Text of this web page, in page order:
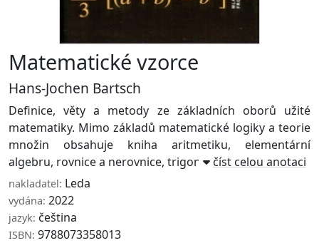
Matematické vzorce
Hans-Jochen Bartsch
Definice, věty a metody ze základních oborů užité
matematiky. Mimo základů matematické logiky a teorie
množin obsahuje kniha aritmetiku, elementární
algebru, rovnice a nerovnice, trigonometrii ve ...
číst celou anotaci
nakladatel: Leda
vydána: 2022
jazyk: čeština
ISBN: 9788073358013